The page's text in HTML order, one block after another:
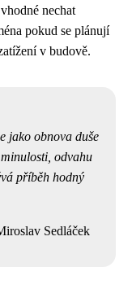
nechat
pokud se plánují
v budově.
jako obnova duše
odvahu
příběh hodný
Sedláček